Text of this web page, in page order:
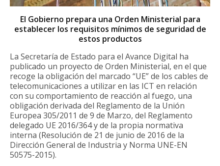
El Gobierno prepara una Orden Ministerial para
establecer los requisitos mínimos de seguridad de
estos productos
La Secretaría de Estado para el Avance Digital ha
publicado un proyecto de Orden Ministerial, en el que
recoge la obligación del marcado “UE” de los cables de
telecomunicaciones a utilizar en las ICT en relación
con su comportamiento de reacción al fuego, una
obligación derivada del Reglamento de la Unión
Europea 305/2011 de 9 de Marzo, del Reglamento
delegado UE 2016/364 y de la propia normativa
interna (Resolución de 21 de junio de 2016 de la
Dirección General de Industria y Norma UNE-EN
50575-2015).